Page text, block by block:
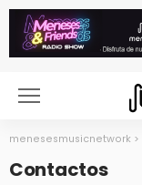
menesesmusicnetwork >
Contactos